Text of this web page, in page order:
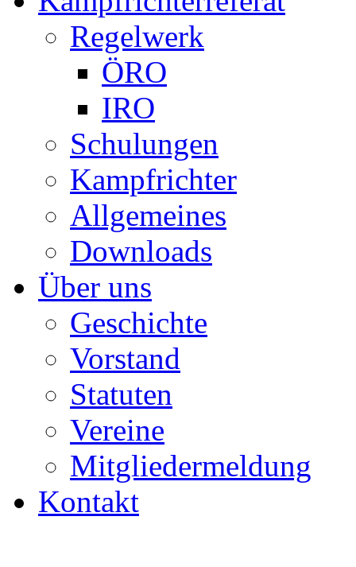
Regelwerk
ÖRO
IRO
Schulungen
Kampfrichter
Allgemeines
Downloads
Über uns
Geschichte
Vorstand
Statuten
Vereine
Mitgliedermeldung
Kontakt